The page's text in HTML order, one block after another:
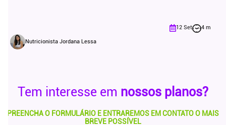
Nutricionista Jordana Lessa
12 Set 4 m
Tem interesse em nossos planos?
PREENCHA O FORMULÁRIO E ENTRAREMOS EM CONTATO O MAIS
BREVE POSSÍVEL